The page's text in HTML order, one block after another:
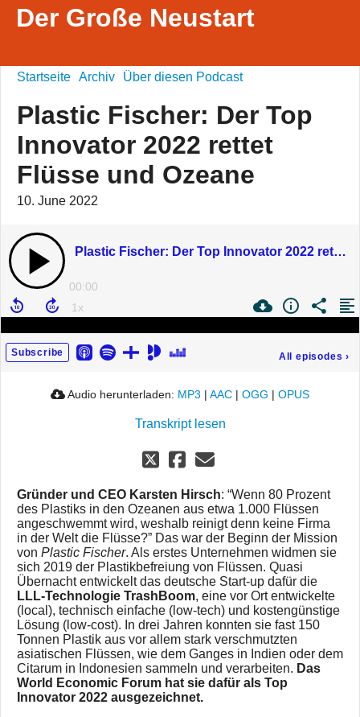
Der Große Neustart
Startseite Archiv Über diesen Podcast
Plastic Fischer: Der Top
Innovator 2022 rettet
Flüsse und Ozeane
10. June 2022
Plastic Fischer: Der Top Innovator 2022 rettet Flüsse und Ozeane
00:00
Subscribe All episodes ›
Audio herunterladen: MP3 | AAC | OGG | OPUS
Transkript lesen
Gründer und CEO Karsten Hirsch: “Wenn 80 Prozent
des Plastiks in den Ozeanen aus etwa 1.000 Flüssen
angeschwemmt wird, weshalb reinigt denn keine Firma
in der Welt die Flüsse?” Das war der Beginn der Mission
von Plastic Fischer. Als erstes Unternehmen widmen sie
sich 2019 der Plastikbefreiung von Flüssen. Quasi
Übernacht entwickelt das deutsche Start-up dafür die
LLL-Technologie TrashBoom, eine vor Ort entwickelte
(local), technisch einfache (low-tech) und kostengünstige
Lösung (low-cost). In drei Jahren konnten sie fast 150
Tonnen Plastik aus vor allem stark verschmutzten
asiatischen Flüssen, wie dem Ganges in Indien oder dem
Citarum in Indonesien sammeln und verarbeiten. Das
World Economic Forum hat sie dafür als Top
Innovator 2022 ausgezeichnet.